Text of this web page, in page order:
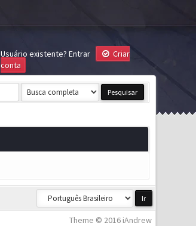
Usuário existente? Entrar
Criar
conta
Theme © 2016 iAndrew